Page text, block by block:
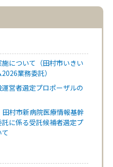
について（田村市いきい
業務委託）
営者選定プロポーザルの
田村市新病院医療情報基幹
に係る受託候補者選定プ